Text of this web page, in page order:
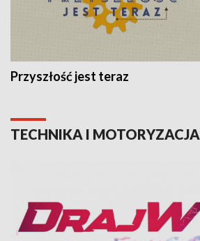
Przyszłość jest teraz
TECHNIKA I MOTORYZACJA